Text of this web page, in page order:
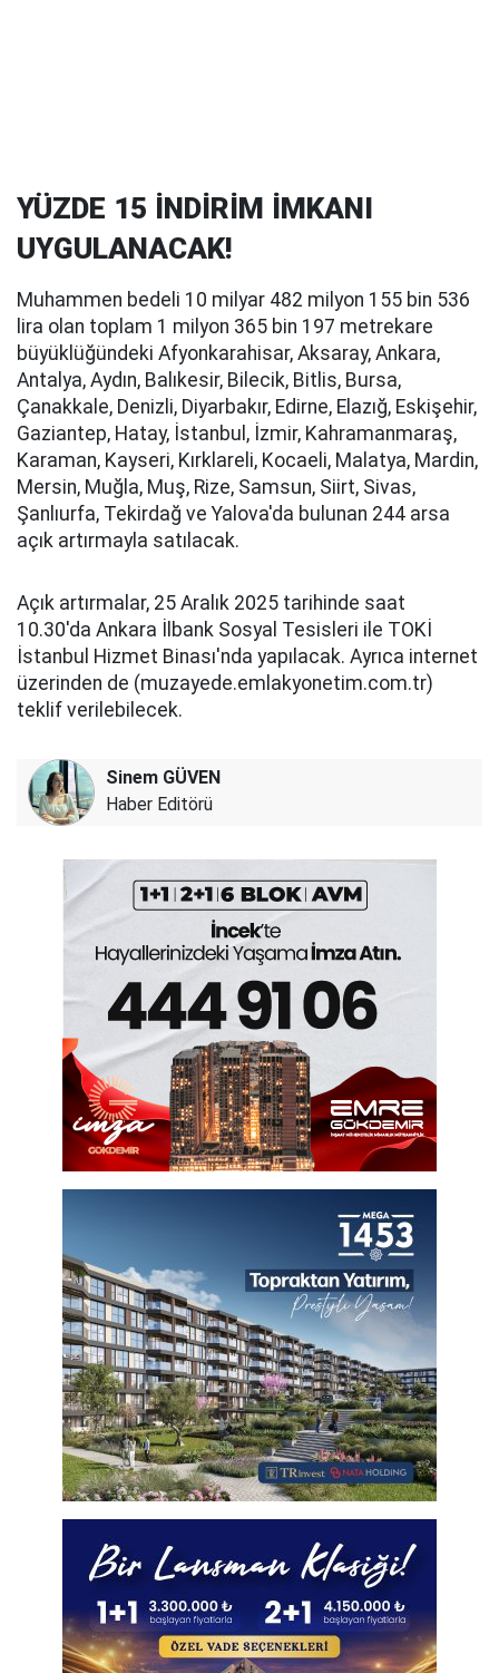
YÜZDE 15 İNDİRİM İMKANI
UYGULANACAK!
Muhammen bedeli 10 milyar 482 milyon 155 bin 536
lira olan toplam 1 milyon 365 bin 197 metrekare
büyüklüğündeki Afyonkarahisar, Aksaray, Ankara,
Antalya, Aydın, Balıkesir, Bilecik, Bitlis, Bursa,
Çanakkale, Denizli, Diyarbakır, Edirne, Elazığ, Eskişehir,
Gaziantep, Hatay, İstanbul, İzmir, Kahramanmaraş,
Karaman, Kayseri, Kırklareli, Kocaeli, Malatya, Mardin,
Mersin, Muğla, Muş, Rize, Samsun, Siirt, Sivas,
Şanlıurfa, Tekirdağ ve Yalova'da bulunan 244 arsa
açık artırmayla satılacak.
Açık artırmalar, 25 Aralık 2025 tarihinde saat
10.30'da Ankara İlbank Sosyal Tesisleri ile TOKİ
İstanbul Hizmet Binası'nda yapılacak. Ayrıca internet
üzerinden de (muzayede.emlakyonetim.com.tr)
teklif verilebilecek.
Sinem GÜVEN
Haber Editörü